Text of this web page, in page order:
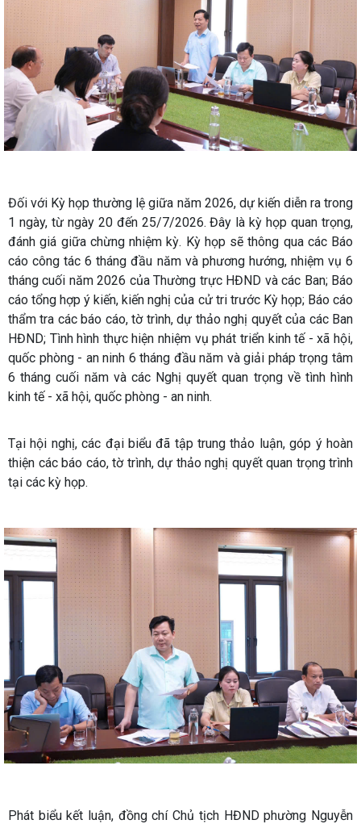
Đối với Kỳ họp thường lệ giữa năm 2026, dự kiến diễn ra trong
1 ngày, từ ngày 20 đến 25/7/2026. Đây là kỳ họp quan trọng,
đánh giá giữa chừng nhiệm kỳ. Kỳ họp sẽ thông qua các Báo
cáo công tác 6 tháng đầu năm và phương hướng, nhiệm vụ 6
tháng cuối năm 2026 của Thường trực HĐND và các Ban; Báo
cáo tổng hợp ý kiến, kiến nghị của cử tri trước Kỳ họp; Báo cáo
thẩm tra các báo cáo, tờ trình, dự thảo nghị quyết của các Ban
HĐND; Tình hình thực hiện nhiệm vụ phát triển kinh tế - xã hội,
quốc phòng - an ninh 6 tháng đầu năm và giải pháp trọng tâm
6 tháng cuối năm và các Nghị quyết quan trọng về tình hình
kinh tế - xã hội, quốc phòng - an ninh.
Tại hội nghị, các đại biểu đã tập trung thảo luận, góp ý hoàn
thiện các báo cáo, tờ trình, dự thảo nghị quyết quan trọng trình
tại các kỳ họp.
Phát biểu kết luận, đồng chí Chủ tịch HĐND phường Nguyễn